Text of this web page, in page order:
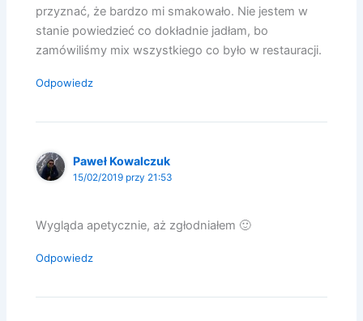
przyznać, że bardzo mi smakowało. Nie jestem w
stanie powiedzieć co dokładnie jadłam, bo
zamówiliśmy mix wszystkiego co było w restauracji.
Odpowiedz
Paweł Kowalczuk
15/02/2019 przy 21:53
Wygląda apetycznie, aż zgłodniałem 🙂
Odpowiedz